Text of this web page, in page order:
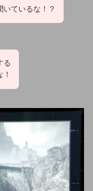
いているな！？
る